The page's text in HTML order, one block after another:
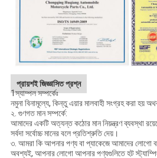
প্রায়শই জিজ্ঞাসিত প্রশ্ন
1স্যাম্পল সম্পর্কেঃ
নমুনা বিনামূল্যে, কিন্তু এয়ার মালবাহী সংগ্রহ করা হয়
২. গুণগত মান সম্পর্কে:
আমাদের একটি অত্যন্ত কঠোর মান নিয়ন্ত্রণ ব্যবস্থা
সর্বদা সর্বোচ্চ মানের বলে প্রতিশ্রুতি দেয়।
৩. আমরা কি আপনার পণ্য বা প্যাকেজে আমাদের লোগো
অবশ্যই, আপনার লোগো আপনার পণ্যগুলিতে হট স্ট্যাম্পিং,